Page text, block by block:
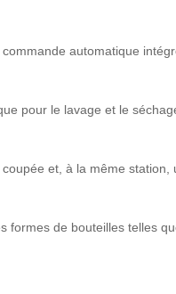
automatique
pour le lavage et le
et, à la même
formes de bouteilles telles